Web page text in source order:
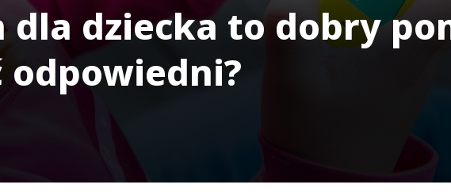
dla dziecka to dobry